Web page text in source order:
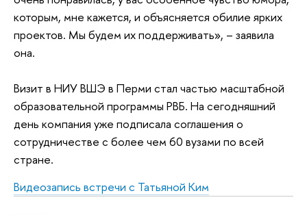
которым, мне кажется, и объясняется обилие ярких
проектов. Мы будем их поддерживать», – заявила
она.
Визит в НИУ ВШЭ в Перми стал частью масштабной
образовательной программы РВБ. На сегодняшний
день компания уже подписала соглашения о
сотрудничестве с более чем 60 вузами по всей
стране.
Видеозапись встречи с Татьяной Ким